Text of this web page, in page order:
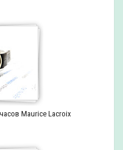
Maurice Lacroix